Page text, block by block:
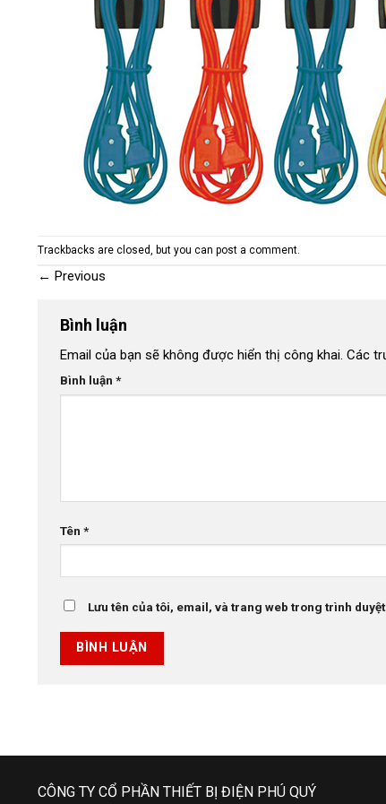
Trackbacks are closed, but you can post a comment
← Previous
Bình luận
Email của bạn sẽ không được hiển thị công khai. Các
Bình luận *
Tên *
Lưu tên của tôi, email, và trang web trong trình
CÔNG TY CỔ PHẦN THIẾT BỊ ĐIỆN PHÚ QUÝ